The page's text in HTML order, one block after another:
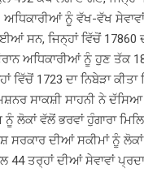
ਨੂੰ ਵੱਖ-ਵੱਖ
ਸਨ, ਜਿਨ੍ਹਾਂ ਵਿੱਚੋਂ 17860
ਅਧਿਕਾਰੀਆਂ ਨੂੰ ਹੁਣ ਤੱਕ
ਵਿੱਚੋਂ 1723 ਦਾ ਨਿਬੇੜਾ
ਸਾਕਸ਼ੀ ਸਾਹਨੀ ਨੇ
ਲੋਕਾਂ ਵੱਲੋਂ ਭਰਵਾਂ ਹੁੰਗਾਰਾ
ਸਰਕਾਰ ਦੀਆਂ ਸਕੀਮਾਂ ਨੂੰ
44 ਤਰ੍ਹਾਂ ਦੀਆਂ ਸੇਵਾਵਾਂ